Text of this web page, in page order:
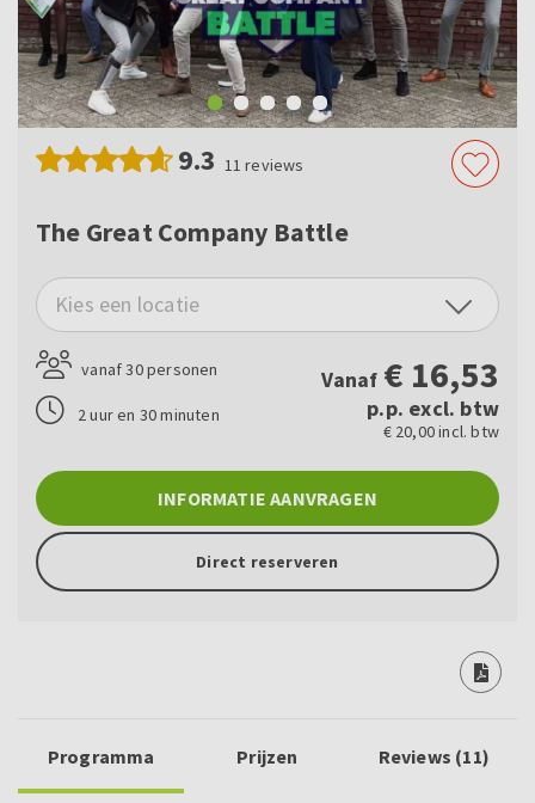
9.3 11 reviews
The Great Company Battle
Kies een locatie
vanaf 30 personen
2 uur en 30 minuten
Vanaf € 16,53
p.p. excl. btw
€ 20,00 incl. btw
INFORMATIE AANVRAGEN
Direct reserveren
Programma Prijzen Reviews (11)